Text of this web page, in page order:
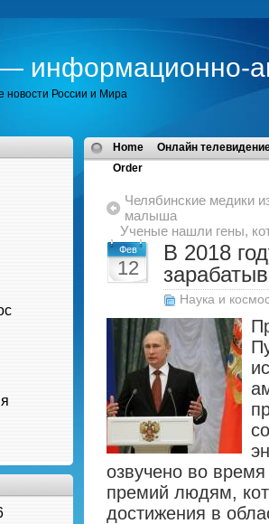
информационно-
новости России и Мира
Home
Онлайн
Order
Челябинские медики
малыша
Ученые нашли гены,
Фев
12
В 2018
Наука и
озвучено во
премий людям,
достижения в